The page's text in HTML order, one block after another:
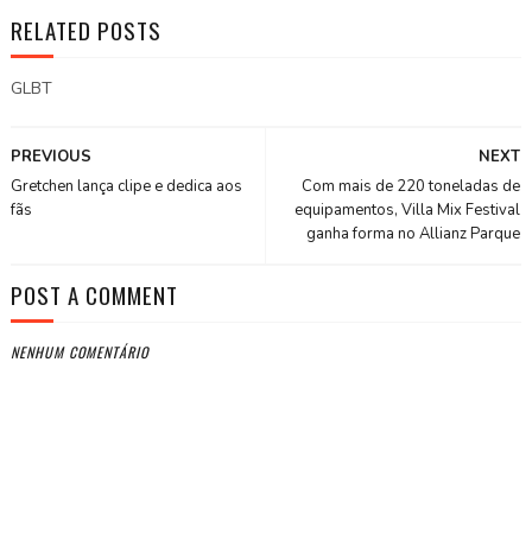
RELATED POSTS
GLBT
NEXT
Com mais de 220 toneladas de
equipamentos, Villa Mix Festival
ganha forma no Allianz Parque
PREVIOUS
Gretchen lança clipe e dedica aos
fãs
POST A COMMENT
NENHUM COMENTÁRIO